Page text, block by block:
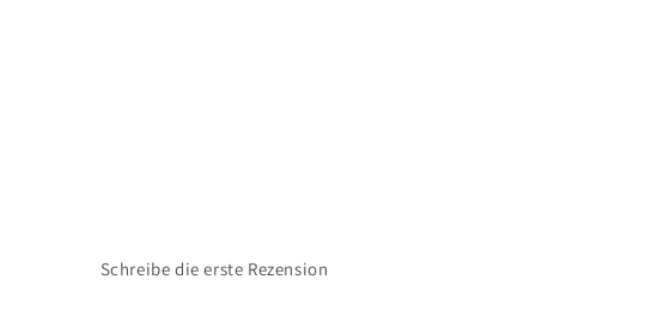
Schreibe die erste Rezension